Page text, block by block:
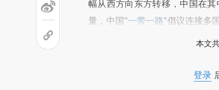
幅从西方向东方转移，中国在
量，中国“一带一路”倡议连接多
本文
登录